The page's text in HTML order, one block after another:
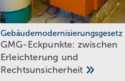
Gebäudemodernisierungsgesetz
GMG-Eckpunkte: zwi­schen
Er­leich­te­rung und
Rechts­un­si­cher­heit